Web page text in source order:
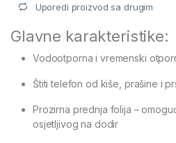
Uporedi proizvod sa drugim
Glavne karakteristike:
Vodootporna i vremenski
Štiti telefon od kiše, prašine i
Prozirna prednja folija –
osjetljivog na dodir